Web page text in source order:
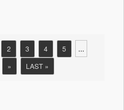
2 3 4 5 ...
» LAST »